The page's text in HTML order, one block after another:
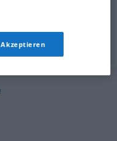
Akzeptieren